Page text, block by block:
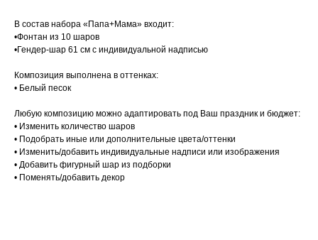
В состав набора «Папа+Мама» входит:
•Фонтан из 10 шаров
•Гендер-шар 61 см с индивидуальной надписью
Композиция выполнена в оттенках:
• Белый песок
Любую композицию можно адаптировать под Ваш праздник и бюджет:
• Изменить количество шаров
• Подобрать иные или дополнительные цвета/оттенки
• Изменить/добавить индивидуальные надписи или изображения
• Добавить фигурный шар из подборки
• Поменять/добавить декор